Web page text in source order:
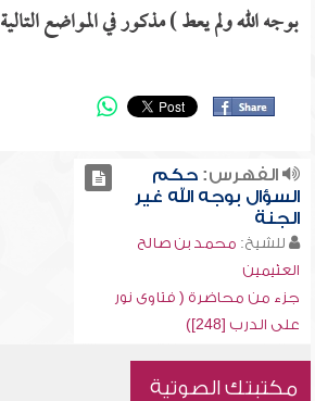
بوجه الله ولم يعط ) مذكور في المواضع التالية
الفهرس:حكم
السؤال بوجه الله غير
الجنة
للشيخ: محمد بن صالح
العثيمين
جزء من محاضرة ( فتاوى نور
على الدرب [248])
مكتبتك الصوتية